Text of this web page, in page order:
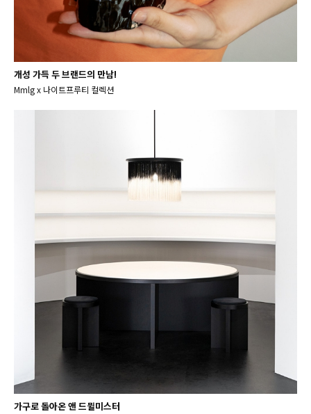
개성 가득 두 브랜드의 만남!
Mmlg x 나이트프루티 컬렉션
가구로 돌아온 앤 드뮐미스터